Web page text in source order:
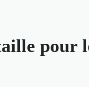
pour